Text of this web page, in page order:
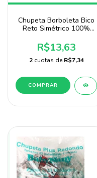
Chupeta Borboleta Bico
Reto Simétrico 100%
Nany
R$13,63
2 cuotas deR$7,34
COMPRAR